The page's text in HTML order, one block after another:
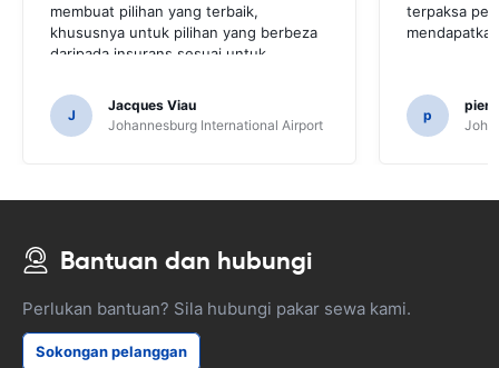
membuat pilihan yang terbaik,
khususnya untuk pilihan yang berbeza
daripada insurans sesuai untuk
J
Jacques Viau
Johannesburg International Airport
terpaksa
p
Bantuan dan hubungi
Perlukan bantuan? Sila hubungi pakar sewa kami.
Sokongan pelanggan